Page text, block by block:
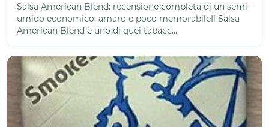
Salsa American Blend: recensione completa di un semi-
umido economico, amaro e poco memorabileIl Salsa
American Blend è uno di quei tabacc...